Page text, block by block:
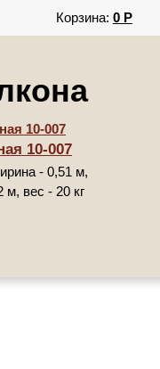
Корзина: 0 Р
10-007
- 0,51 м,
м, вес - 20 кг